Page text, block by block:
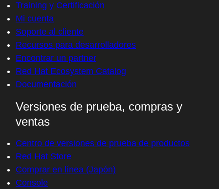
Training y Certificación
Mi cuenta
Soporte al cliente
Recursos para desarrolladores
Encontrar un partner
Red Hat Ecosystem Catalog
Documentación
Versiones de prueba, compras y
ventas
Centro de versiones de prueba de productos
Red Hat Store
Comprar en línea (Japón)
Console